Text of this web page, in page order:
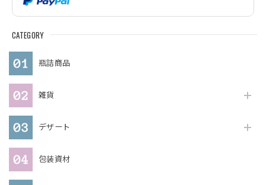
CATEGORY
瓶詰商品
雑貨
デザート
包装資材